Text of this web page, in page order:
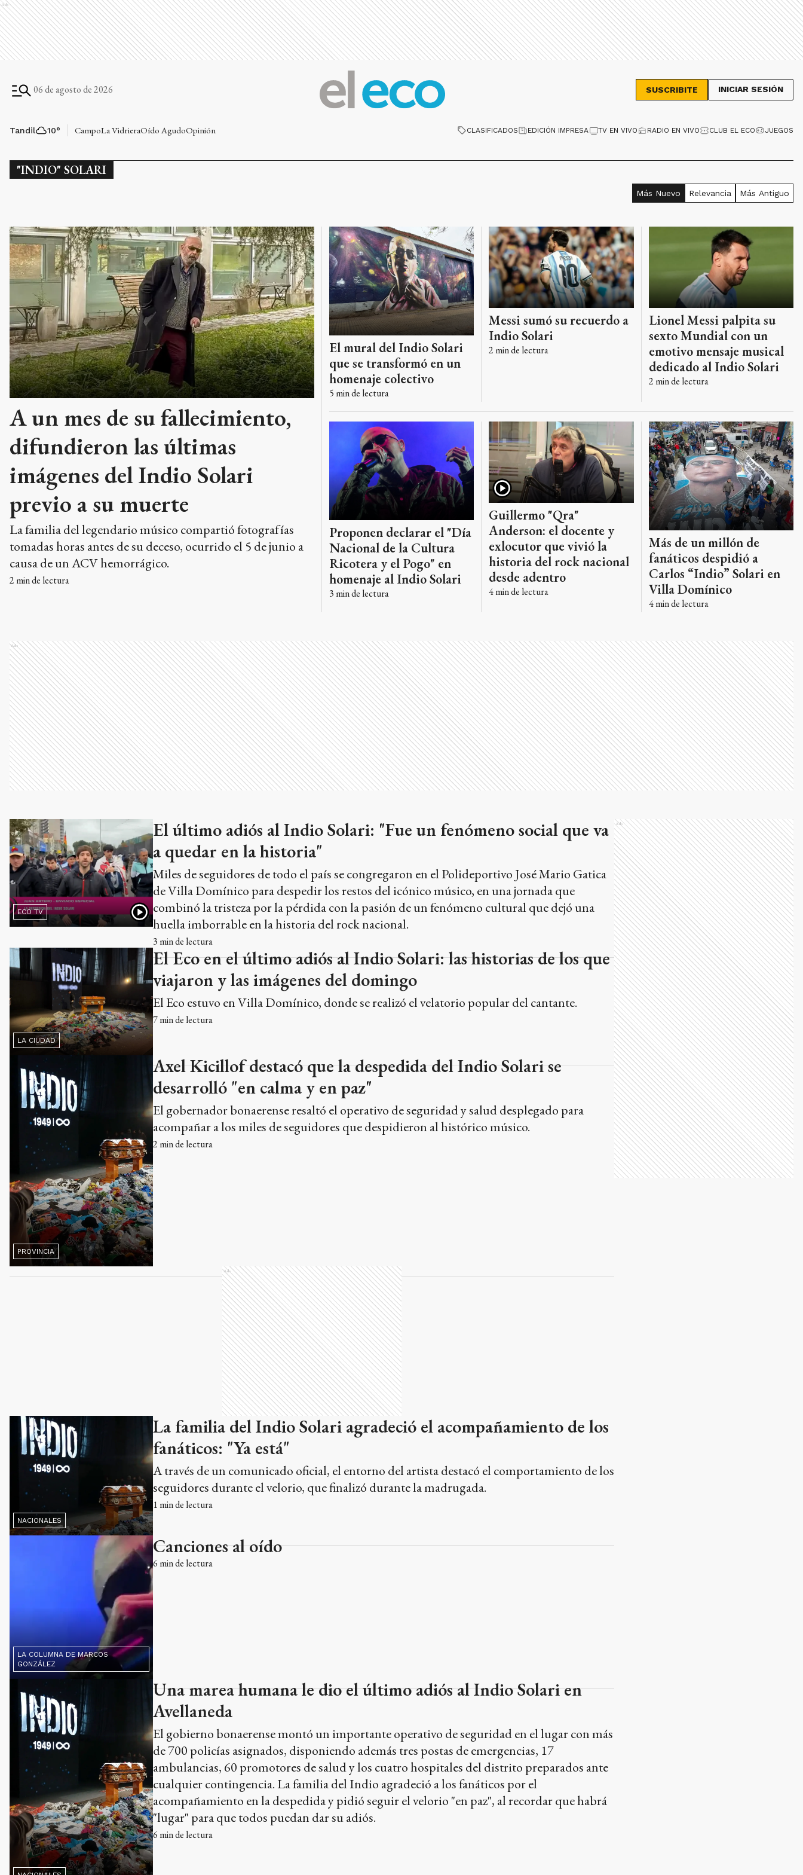
Ads
06 de agosto de 2026 SUSCRIBITE INICIAR SESIÓN
Tandil 10° CampoLa VidrieraOído AgudoOpinión CLASIFICADOS EDICIÓN IMPRESA TV EN VIVO RADIO EN VIVO CLUB EL ECO JUEGOS
"INDIO" SOLARI
Más Nuevo Relevancia Más Antiguo
A un mes de su fallecimiento,
difundieron las últimas
imágenes del Indio Solari
previo a su muerte
La familia del legendario músico compartió fotografías
tomadas horas antes de su deceso, ocurrido el 5 de junio a
causa de un ACV hemorrágico.
2 min de lectura
El mural del Indio Solari
que se transformó en un
homenaje colectivo
5 min de lectura
Messi sumó su recuerdo a
Indio Solari
2 min de lectura
Lionel Messi palpita su
sexto Mundial con un
emotivo mensaje musical
dedicado al Indio Solari
2 min de lectura
Proponen declarar el "Día
Nacional de la Cultura
Ricotera y el Pogo" en
homenaje al Indio Solari
3 min de lectura
Guillermo "Qra"
Anderson: el docente y
exlocutor que vivió la
historia del rock nacional
desde adentro
4min de lectura
Más de un millón de
fanáticos despidió a
Carlos “Indio” Solari en
Villa Domínico
4min de lectura
Ads
ECO TV
El último adiós al Indio Solari: "Fue un fenómeno social que va
a quedar en la historia"
Miles de seguidores de todo el país se congregaron en el Polideportivo José Mario Gatica
de Villa Domínico para despedir los restos del icónico músico, en una jornada que
combinó la tristeza por la pérdida con la pasión de un fenómeno cultural que dejó una
huella imborrable en la historia del rock nacional.
3 min de lectura
LA CIUDAD
El Eco en el último adiós al Indio Solari: las historias de los que
viajaron y las imágenes del domingo
El Eco estuvo en Villa Domínico, donde se realizó el velatorio popular del cantante.
7min de lectura
PROVINCIA
Axel Kicillof destacó que la despedida del Indio Solari se
desarrolló "en calma y en paz"
El gobernador bonaerense resaltó el operativo de seguridad y salud desplegado para
acompañar a los miles de seguidores que despidieron al histórico músico.
2 min de lectura
Ads
NACIONALES
La familia del Indio Solari agradeció el acompañamiento de los
fanáticos: "Ya está"
A través de un comunicado oficial, el entorno del artista destacó el comportamiento de los
seguidores durante el velorio, que finalizó durante la madrugada.
1 min de lectura
LA COLUMNA DE MARCOS
GONZÁLEZ
Canciones al oído
6 min de lectura
Una marea humana le dio el último adiós al Indio Solari en
Avellaneda
El gobierno bonaerense montó un importante operativo de seguridad en el lugar con más
de 700 policías asignados, disponiendo además tres postas de emergencias, 17
ambulancias, 60 promotores de salud y los cuatro hospitales del distrito preparados ante
cualquier contingencia. La familia del Indio agradeció a los fanáticos por el
acompañamiento en la despedida y pidió seguir el velorio "en paz", al recordar que habrá
"lugar" para que todos puedan dar su adiós.
6 min de lectura
Ads